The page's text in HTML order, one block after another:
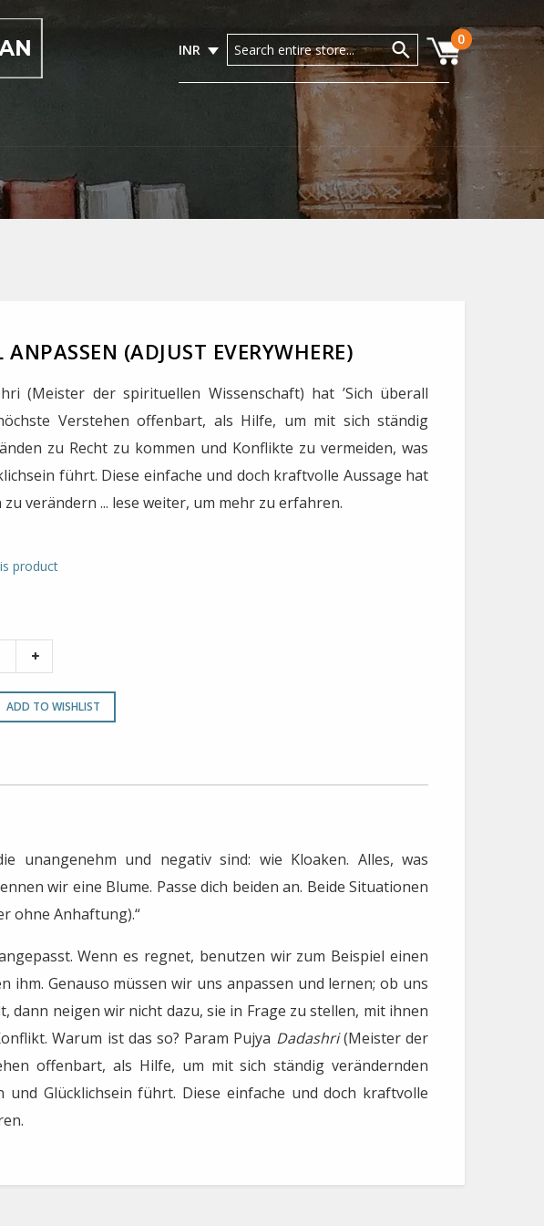
INR
0
(ADJUST EVERYWHERE)
(Meister der spirituellen Wissenschaft) hat ’Sich überall
Verstehen offenbart, als Hilfe, um mit sich ständig
zu Recht zu kommen und Konflikte zu vermeiden, was
führt. Diese einfache und doch kraftvolle Aussage hat
verändern ... lese weiter, um mehr zu erfahren.
product
ADD TO WISHLIST
unangenehm und negativ sind: wie Kloaken. Alles, was
wir eine Blume. Passe dich beiden an. Beide Situationen
ohne Anhaftung).“
Wenn es regnet, benutzen wir zum Beispiel einen
ihm. Genauso müssen wir uns anpassen und lernen; ob uns
neigen wir nicht dazu, sie in Frage zu stellen, mit ihnen
Warum ist das so? Param Pujya Dadashri(Meister der
offenbart, als Hilfe, um mit sich ständig verändernden
Glücklichsein führt. Diese einfache und doch kraftvolle